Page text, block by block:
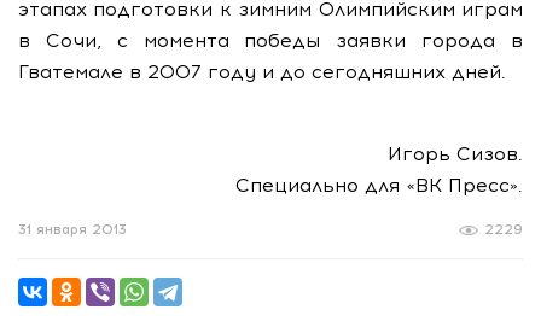
этапах подготовки к зимним Олимпийским играм
в Сочи, с момента победы заявки города в
Гватемале в 2007 году и до сегодняшних дней.
Игорь Сизов.
Специально для «ВК Пресс».
2229
31 января 2013